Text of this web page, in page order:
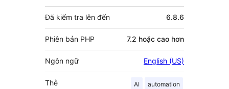
Đã kiểm tra lên đến 6.8.6
Phiên bản PHP 7.2 hoặc cao hơn
Ngôn ngữ English (US)
Thẻ AI automation